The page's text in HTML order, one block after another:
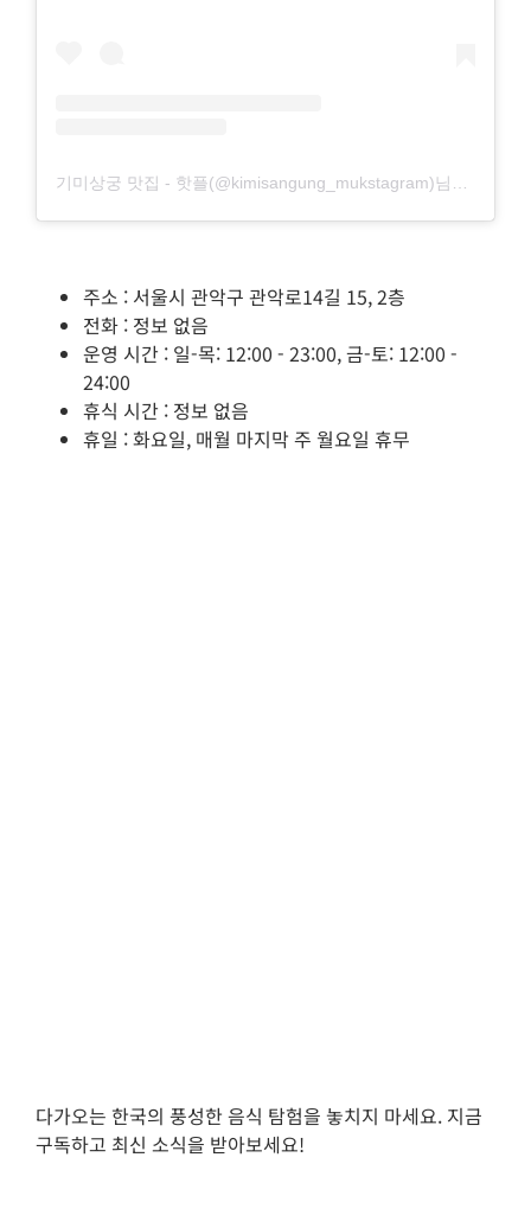
주소 : 서울시 관악구 관악로14길 15, 2층
전화 : 정보 없음
운영 시간 : 일-목: 12:00 - 23:00, 금-토: 12:00 -
24:00
휴식 시간 : 정보 없음
휴일 : 화요일, 매월 마지막 주 월요일 휴무
다가오는 한국의 풍성한 음식 탐험을 놓치지 마세요. 지금
구독하고 최신 소식을 받아보세요!